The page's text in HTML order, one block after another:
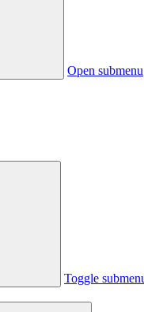
Open submenu
Toggle